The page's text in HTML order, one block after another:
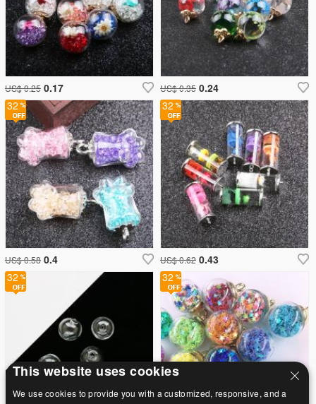
US$ 0.35 0.24
US$ 0.25 0.17
32
US$ 0.58 0.4
32
US$ 0.62 0.43
32
32
This website uses cookies
We use cookies to provide you with a customized, responsive, and a